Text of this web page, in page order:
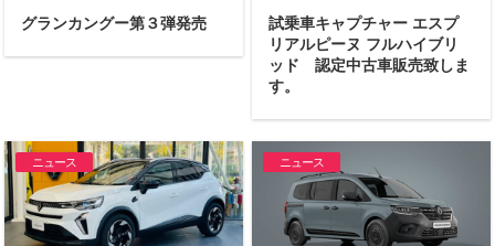
グランカングー第３弾発売
試乗車キャプチャー エスプ
リアルピーヌ フルハイブリ
ッド 認定中古車販売致しま
す。
ニュース ニュース